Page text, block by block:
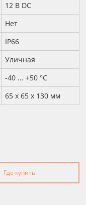
12 B DC
Нет
IP66
Уличная
-40 ... +50 °С
65 x 65 x 130 мм
Где купить